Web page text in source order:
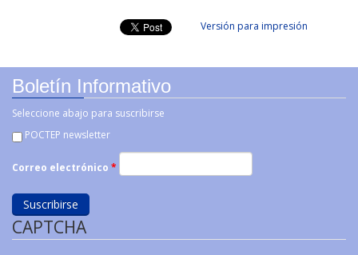
Versión para impresión
Boletín Informativo
Seleccione abajo para suscribirse
POCTEP newsletter
Correo electrónico *
CAPTCHA